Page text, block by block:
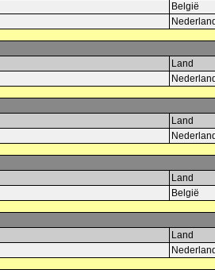
België
Nederland
Land
Nederland
Land
Nederland
Land
België
Land
Nederland